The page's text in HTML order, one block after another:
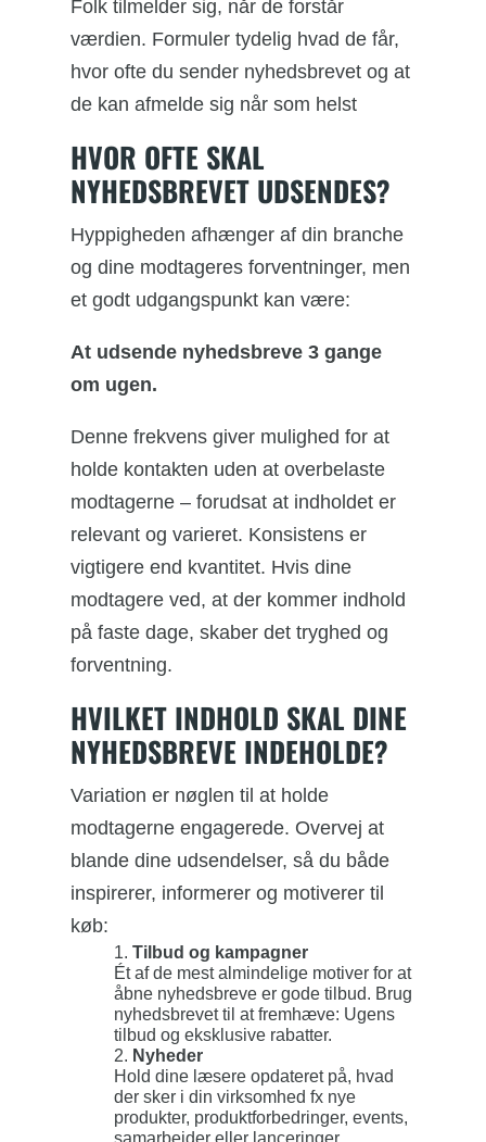
Folk tilmelder sig, når de forstår
værdien. Formuler tydelig hvad de får,
hvor ofte du sender nyhedsbrevet og at
de kan afmelde sig når som helst
HVOR OFTE SKAL
NYHEDSBREVET UDSENDES?
Hyppigheden afhænger af din branche
og dine modtageres forventninger, men
et godt udgangspunkt kan være:
At udsende nyhedsbreve 3 gange
om ugen.
Denne frekvens giver mulighed for at
holde kontakten uden at overbelaste
modtagerne – forudsat at indholdet er
relevant og varieret. Konsistens er
vigtigere end kvantitet. Hvis dine
modtagere ved, at der kommer indhold
på faste dage, skaber det tryghed og
forventning.
HVILKET INDHOLD SKAL DINE
NYHEDSBREVE INDEHOLDE?
Variation er nøglen til at holde
modtagerne engagerede. Overvej at
blande dine udsendelser, så du både
inspirerer, informerer og motiverer til
køb:
Tilbud og kampagner
Ét af de mest almindelige motiver for at
åbne nyhedsbreve er gode tilbud. Brug
nyhedsbrevet til at fremhæve: Ugens
tilbud og eksklusive rabatter.
Nyheder
Hold dine læsere opdateret på, hvad
der sker i din virksomhed fx nye
produkter, produktforbedringer, events,
samarbejder eller lanceringer